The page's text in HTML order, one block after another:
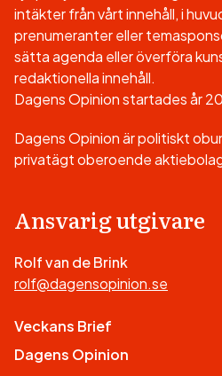
intäkter från vårt innehåll, i
prenumeranter eller
sätta agenda eller överföra
redaktionella innehåll.
Dagens Opinion startades år
Dagens Opinion är politiskt
privatägt oberoende
Ansvarig utgivare
Rolf van de Brink
rolf@dagensopinion.se
Veckans Brief
Dagens Opinion